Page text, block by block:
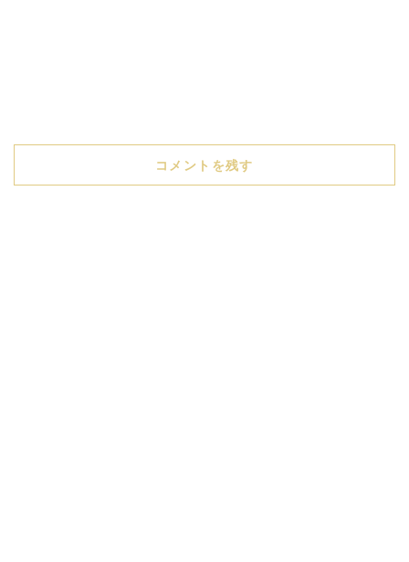
コメントを残す